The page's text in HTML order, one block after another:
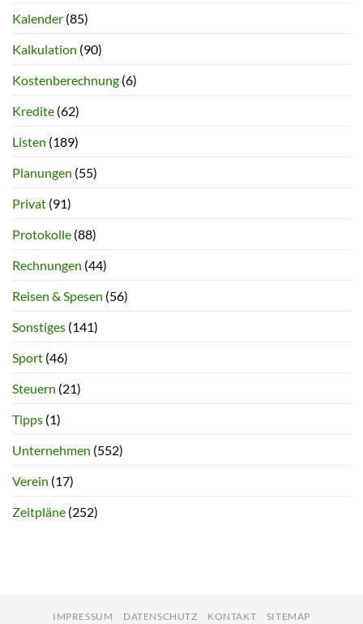
Kalender (85)
Kalkulation (90)
Kostenberechnung (6)
Kredite (62)
Listen (189)
Planungen (55)
Privat (91)
Protokolle (88)
Rechnungen (44)
Reisen & Spesen (56)
Sonstiges (141)
Sport (46)
Steuern (21)
Tipps (1)
Unternehmen (552)
Verein (17)
Zeitpläne (252)
IMPRESSUM DATENSCHUTZ KONTAKT SITEMAP